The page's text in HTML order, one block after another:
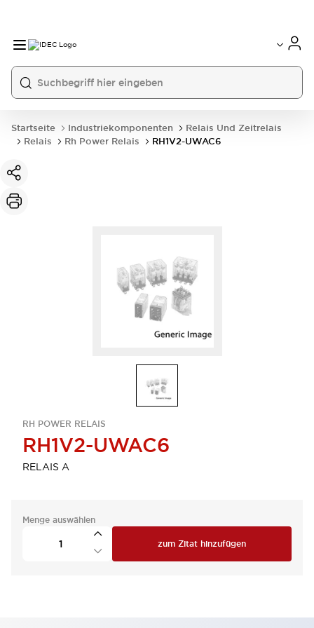
Startseite Industriekomponenten
Relais Und Zeitrelais
Relais
Rh Power Relais RH1V2-UWAC6
RH POWER RELAIS
RH1V2-UWAC6
RELAIS A
Menge auswählen
zum Zitat hinzufügen